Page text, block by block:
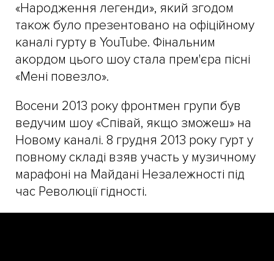
«Народження легенди», який згодом
також було презентовано на офіційному
каналі гурту в YouTube. Фінальним
акордом цього шоу стала прем'єра пісні
«Мені повезло».
Восени 2013 року фронтмен групи був
ведучим шоу «Співай, якщо зможеш» на
Новому каналі. 8 грудня 2013 року гурт у
повному складі взяв участь у музичному
марафоні на Майдані Незалежності під
час Революції гідності.